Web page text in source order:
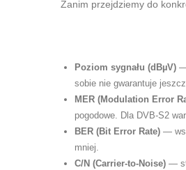
Zanim przejdziemy do
Poziom sygnału (dBµV) —
sobie nie gwarantuje
MER (Modulation Error
pogodowe. Dla DVB-S2
BER (Bit Error Rate) —
mniej.
C/N (Carrier-to-Noise) —